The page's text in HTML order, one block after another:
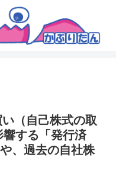
（自己株式の取
する「発行済
、過去の自社株